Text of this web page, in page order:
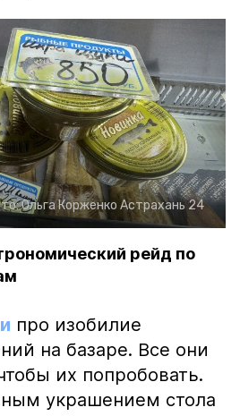
Ольга Корженко Астрахань 24
рейд по
про изобилие
на базаре. Все они
их попробовать.
украшением стола